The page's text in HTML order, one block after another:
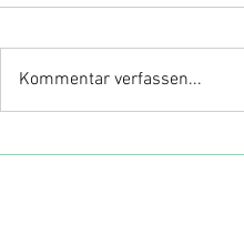
Kommentar verfassen...